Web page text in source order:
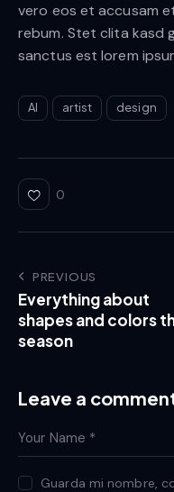
vero eos et accusam
rebum. Stet clita kasd
sanctus est lorem
AI artist design
0
PREVIOUS
Everything about
shapes and colors
season
Leave a
Guarda mi nombre,